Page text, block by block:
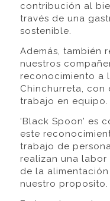
contribución al
través de una
sostenible.
Además, también
nuestros
reconocimiento a
Chinchurreta,
trabajo en equipo.
‘Black Spoon’ es
este
trabajo de
realizan una
de la
nuestro proposito.